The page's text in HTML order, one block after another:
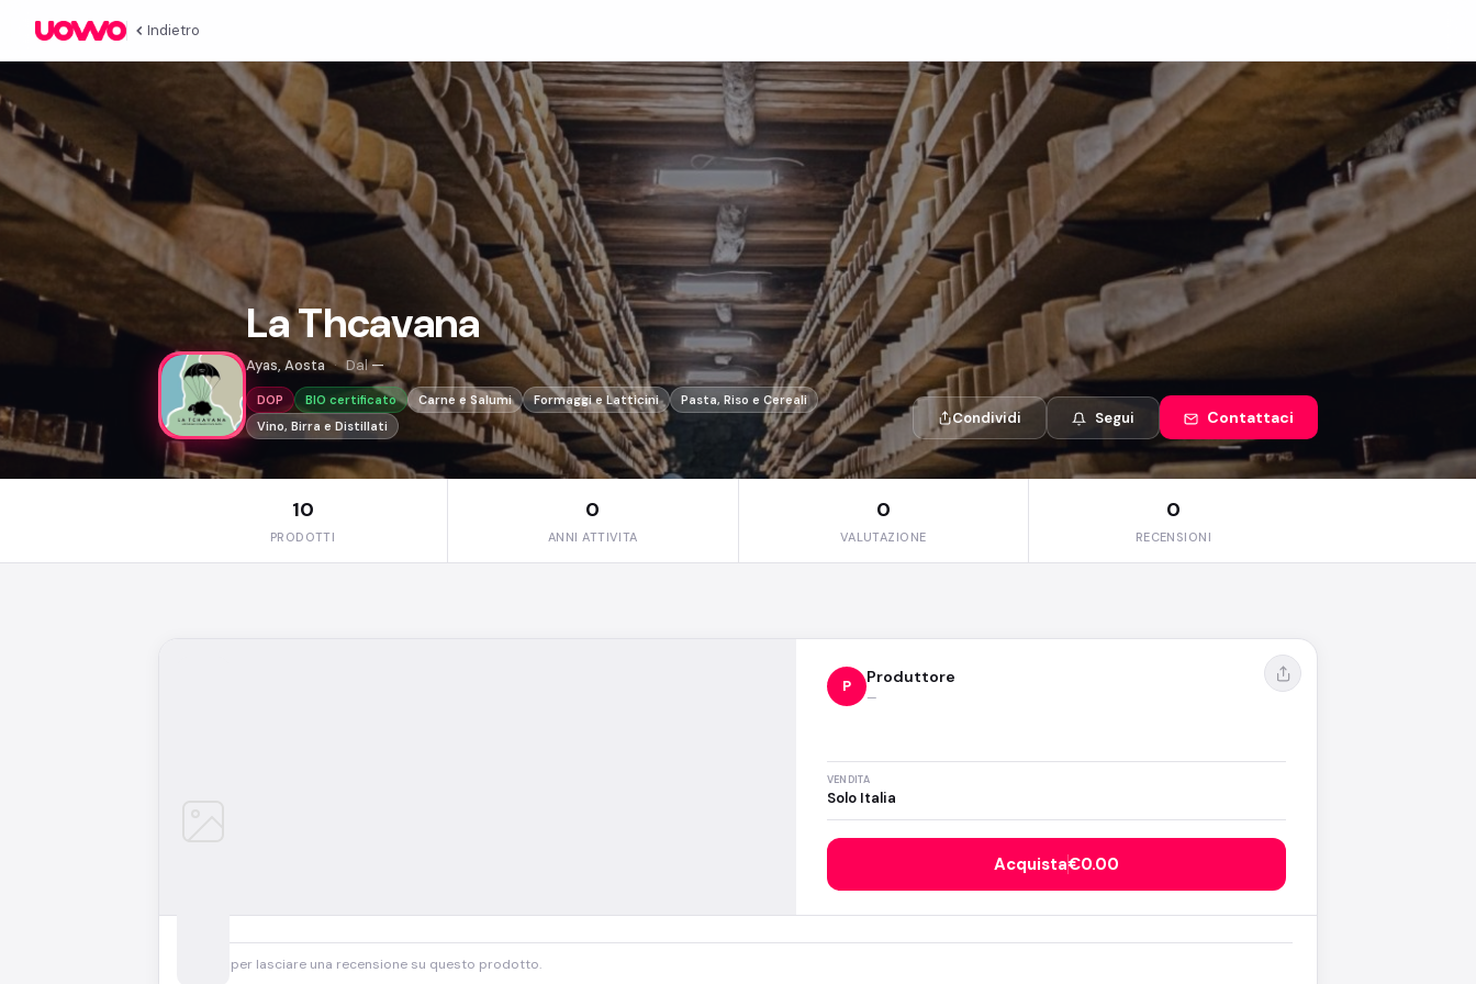
Indietro
La Thcavana
Ayas, Aosta Dal—
DOP BIO certificato Carne e Salumi Formaggi e Latticini
Pasta, Riso e Cereali
Vino, Birra e Distillati
Condividi Segui Contattaci
10
PRODOTTI
0
ANNI ATTIVITA
0
VALUTAZIONE
0
RECENSIONI
P Produttore
—
VENDITA
Solo Italia
Acquista€0.00
per lasciare una recensione su questo prodotto.